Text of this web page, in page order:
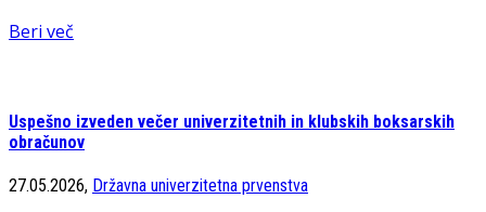
Beri več
Uspešno izveden večer univerzitetnih in klubskih boksarskih
obračunov
27.05.2026, Državna univerzitetna prvenstva